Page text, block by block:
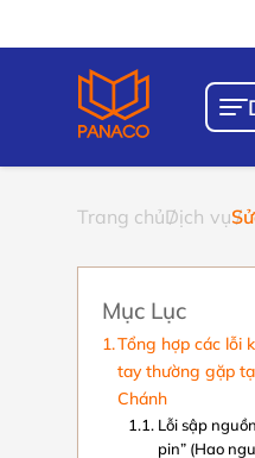
Trang chủDịch vụ
Mục Lục
Tổng hợp các lỗi
tay thường gặp
Chánh
Lỗi sập
pin” (Hao